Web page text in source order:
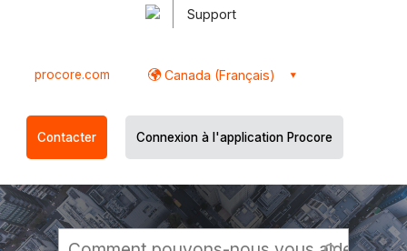
Support
procore.com Canada (Français)
Contacter Connexion à l'application Procore